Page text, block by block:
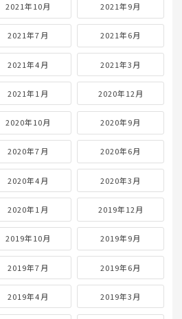
2021年10月 2021年9月
2021年7月 2021年6月
2021年4月 2021年3月
2021年1月 2020年12月
2020年10月 2020年9月
2020年7月 2020年6月
2020年4月 2020年3月
2020年1月 2019年12月
2019年10月 2019年9月
2019年7月 2019年6月
2019年4月 2019年3月